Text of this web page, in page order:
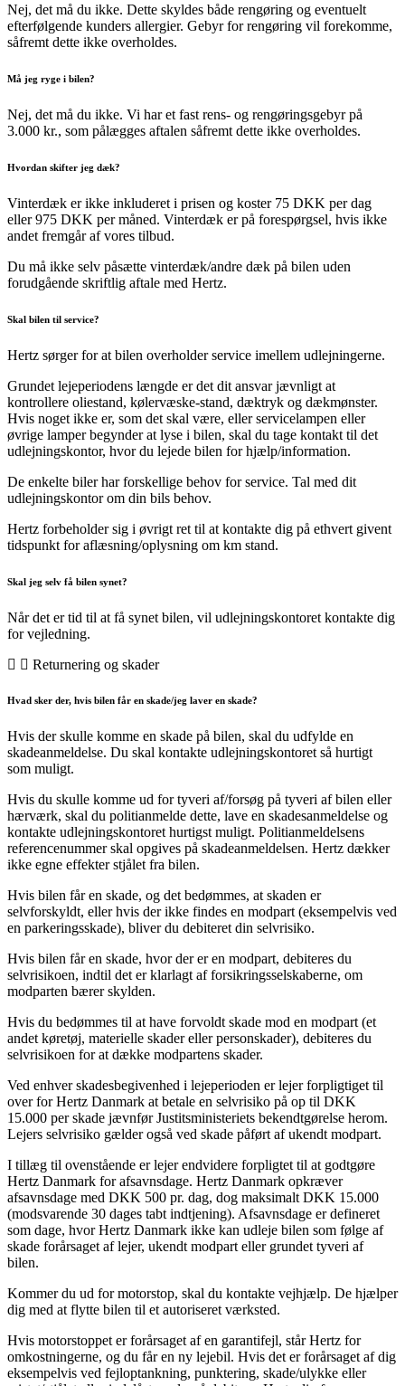
Nej, det må du ikke. Dette skyldes både rengøring og eventuelt
efterfølgende kunders allergier. Gebyr for rengøring vil forekomme,
såfremt dette ikke overholdes.
Må jeg ryge i bilen?
Nej, det må du ikke. Vi har et fast rens- og rengøringsgebyr på
3.000 kr., som pålægges aftalen såfremt dette ikke overholdes.
Hvordan skifter jeg dæk?
Vinterdæk er ikke inkluderet i prisen og koster 75 DKK per dag
eller 975 DKK per måned. Vinterdæk er på forespørgsel, hvis ikke
andet fremgår af vores tilbud.
Du må ikke selv påsætte vinterdæk/andre dæk på bilen uden
forudgående skriftlig aftale med Hertz.
Skal bilen til service?
Hertz sørger for at bilen overholder service imellem udlejningerne.
Grundet lejeperiodens længde er det dit ansvar jævnligt at
kontrollere oliestand, kølervæske-stand, dæktryk og dækmønster.
Hvis noget ikke er, som det skal være, eller servicelampen eller
øvrige lamper begynder at lyse i bilen, skal du tage kontakt til det
udlejningskontor, hvor du lejede bilen for hjælp/information.
De enkelte biler har forskellige behov for service. Tal med dit
udlejningskontor om din bils behov.
Hertz forbeholder sig i øvrigt ret til at kontakte dig på ethvert givent
tidspunkt for aflæsning/oplysning om km stand.
Skal jeg selv få bilen synet?
Når det er tid til at få synet bilen, vil udlejningskontoret kontakte dig
for vejledning.
Returnering og skader
Hvad sker der, hvis bilen får en skade/jeg laver en skade?
Hvis der skulle komme en skade på bilen, skal du udfylde en
skadeanmeldelse. Du skal kontakte udlejningskontoret så hurtigt
som muligt.
Hvis du skulle komme ud for tyveri af/forsøg på tyveri af bilen eller
hærværk, skal du politianmelde dette, lave en skadesanmeldelse og
kontakte udlejningskontoret hurtigst muligt. Politianmeldelsens
referencenummer skal opgives på skadeanmeldelsen. Hertz dækker
ikke egne effekter stjålet fra bilen.
Hvis bilen får en skade, og det bedømmes, at skaden er
selvforskyldt, eller hvis der ikke findes en modpart (eksempelvis ved
en parkeringsskade), bliver du debiteret din selvrisiko.
Hvis bilen får en skade, hvor der er en modpart, debiteres du
selvrisikoen, indtil det er klarlagt af forsikringsselskaberne, om
modparten bærer skylden.
Hvis du bedømmes til at have forvoldt skade mod en modpart (et
andet køretøj, materielle skader eller personskader), debiteres du
selvrisikoen for at dække modpartens skader.
Ved enhver skadesbegivenhed i lejeperioden er lejer forpligtiget til
over for Hertz Danmark at betale en selvrisiko på op til DKK
15.000 per skade jævnfør Justitsministeriets bekendtgørelse herom.
Lejers selvrisiko gælder også ved skade påført af ukendt modpart.
I tillæg til ovenstående er lejer endvidere forpligtet til at godtgøre
Hertz Danmark for afsavnsdage. Hertz Danmark opkræver
afsavnsdage med DKK 500 pr. dag, dog maksimalt DKK 15.000
(modsvarende 30 dages tabt indtjening). Afsavnsdage er defineret
som dage, hvor Hertz Danmark ikke kan udleje bilen som følge af
skade forårsaget af lejer, ukendt modpart eller grundet tyveri af
bilen.
Kommer du ud for motorstop, skal du kontakte vejhjælp. De hjælper
dig med at flytte bilen til et autoriseret værksted.
Hvis motorstoppet er forårsaget af en garantifejl, står Hertz for
omkostningerne, og du får en ny lejebil. Hvis det er forårsaget af dig
eksempelvis ved fejloptankning, punktering, skade/ulykke eller